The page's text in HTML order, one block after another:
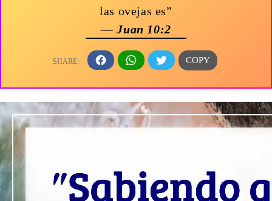
las ovejas es”
— Juan 10:2